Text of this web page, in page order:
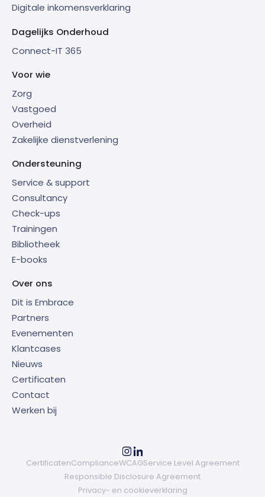
Digitale inkomensverklaring
Dagelijks Onderhoud
Connect-IT 365
Voor wie
Zorg
Vastgoed
Overheid
Zakelijke dienstverlening
Ondersteuning
Service & support
Consultancy
Check-ups
Trainingen
Bibliotheek
E-books
Over ons
Dit is Embrace
Partners
Evenementen
Klantcases
Nieuws
Certificaten
Contact
Werken bij
CertificatenComplianceWCAGService Level Agreement
Responsible Disclosure Agreement
Privacy- en cookieverklaring